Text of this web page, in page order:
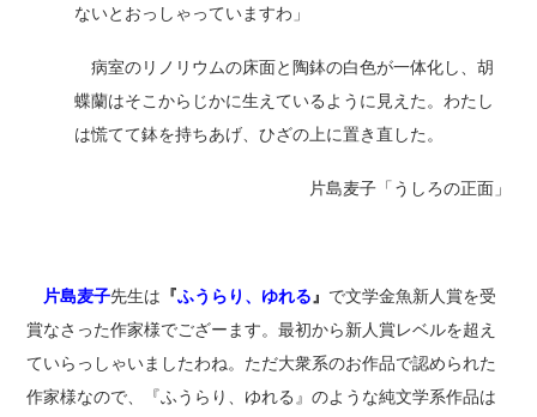
ないとおっしゃっていますわ」
病室のリノリウムの床面と陶鉢の白色が一体化し、胡
蝶蘭はそこからじかに生えているように見えた。わたし
は慌てて鉢を持ちあげ、ひざの上に置き直した。
片島麦子「うしろの正面」
片島麦子先生は 『ふうらり、ゆれる』 で文学金魚新人賞を受
賞なさった作家様でござーます。最初から新人賞レベルを超え
ていらっしゃいましたわね。ただ大衆系のお作品で認められた
作家様なので、『ふうらり、ゆれる』のような純文学系作品は